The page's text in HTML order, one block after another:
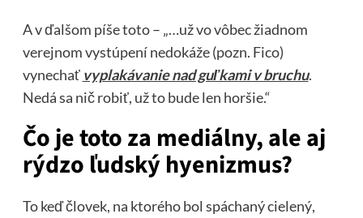
A v ďalšom píše toto – „…už vo vôbec žiadnom
verejnom vystúpení nedokáže (pozn. Fico)
vynechať vyplakávanie nad guľkami v bruchu.
Nedá sa nič robiť, už to bude len horšie.“
Čo je toto za mediálny, ale aj
rýdzo ľudský hyenizmus?
To keď človek, na ktorého bol spáchaný cielený,